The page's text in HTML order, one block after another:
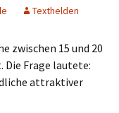
Texthelden
zwischen 15 und 20
Die Frage lautete:
attraktiver